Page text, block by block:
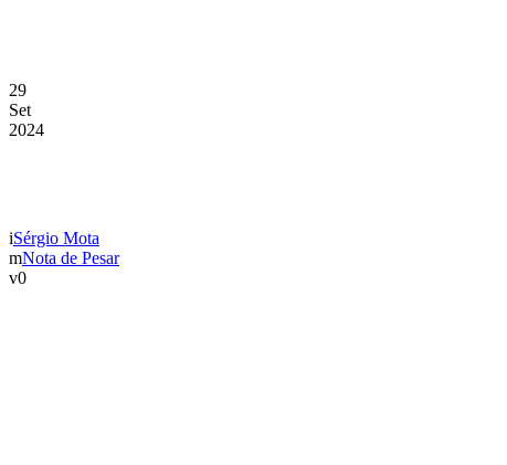
29
Set
2024
Sérgio Mota
Nota de Pesar
0